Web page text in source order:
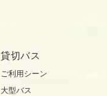
貸切バス
ご利用シーン
大型バス